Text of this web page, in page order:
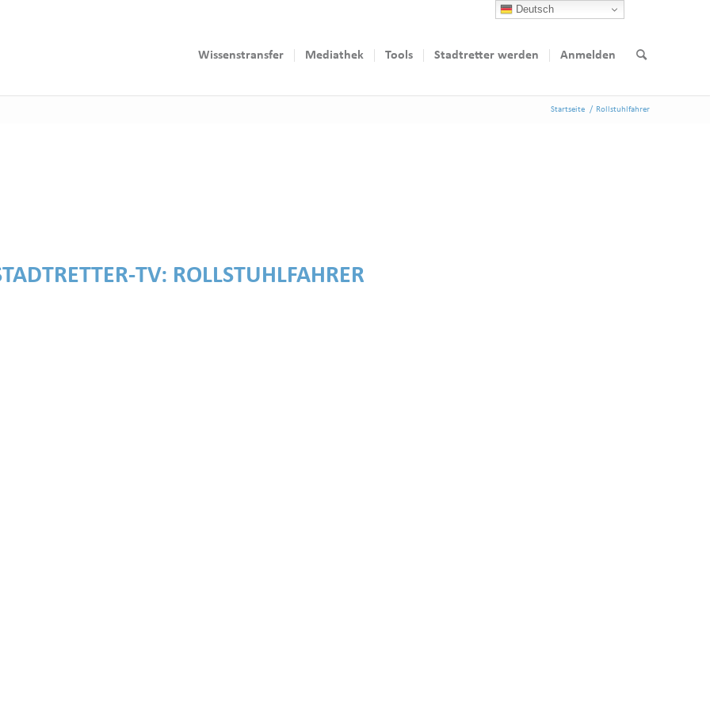
Wissenstransfer Mediathek Tools Stadtretter werden Anmelden
Startseite / Rollstuhlfahrer
TV: ROLLSTUHLFAHRER
Deutsch